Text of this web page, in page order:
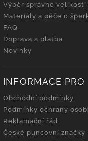
Výběr správné velikosti
Materiály a péče o
FAQ
Doprava a platba
Novinky
INFORMACE PRO
Obchodní podmínky
Podmínky ochrany
Reklamační řád
České puncovní značky